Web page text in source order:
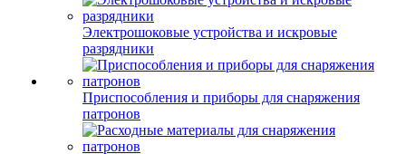
Электрошоковые устройства и искровые
разрядники
Приспособления и приборы для снаряжения
патронов